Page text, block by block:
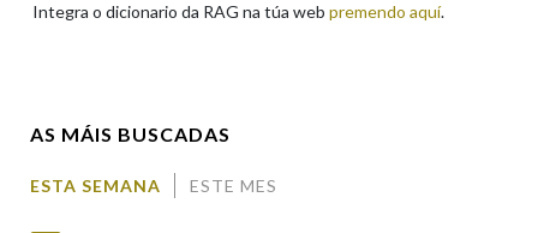
Integra o dicionario da RAG na túa web premendo aquí.
AS MÁIS BUSCADAS
ESTA SEMANA ESTE MES